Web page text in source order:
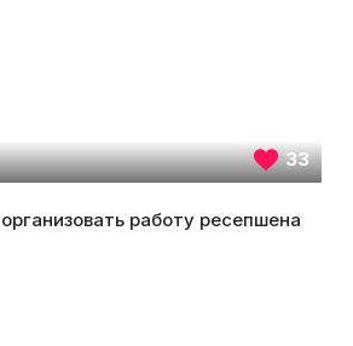
33
работу ресепшена